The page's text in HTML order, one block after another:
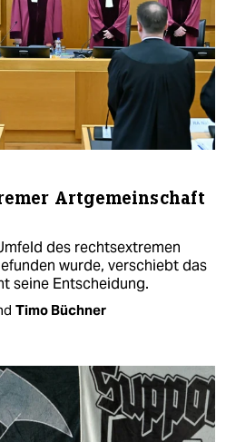
Artgemeinschaft
des rechtsextremen
wurde, verschiebt das
seine Entscheidung.
Timo Büchner